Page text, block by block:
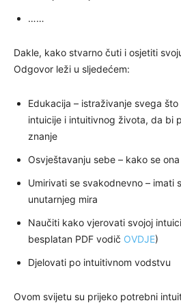
……
Dakle, kako stvarno čuti i osjetiti
Odgovor leži u sljedećem:
Edukacija – istraživanje svega
intuicije i intuitivnog života, da bi
znanje
Osvještavanju sebe – kako se
Umirivati se svakodnevno – imati
unutarnjeg mira
Naučiti kako vjerovati svojoj
besplatan PDF vodič OVDJE)
Djelovati po intuitivnom vodstvu
Ovom svijetu su prijeko potrebni